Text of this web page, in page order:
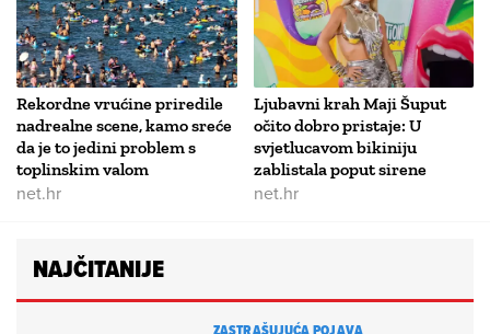
Rekordne vrućine priredile
nadrealne scene, kamo sreće
da je to jedini problem s
toplinskim valom
net.hr
Ljubavni krah Maji Šuput
očito dobro pristaje: U
svjetlucavom bikiniju
zablistala poput sirene
net.hr
NAJČITANIJE